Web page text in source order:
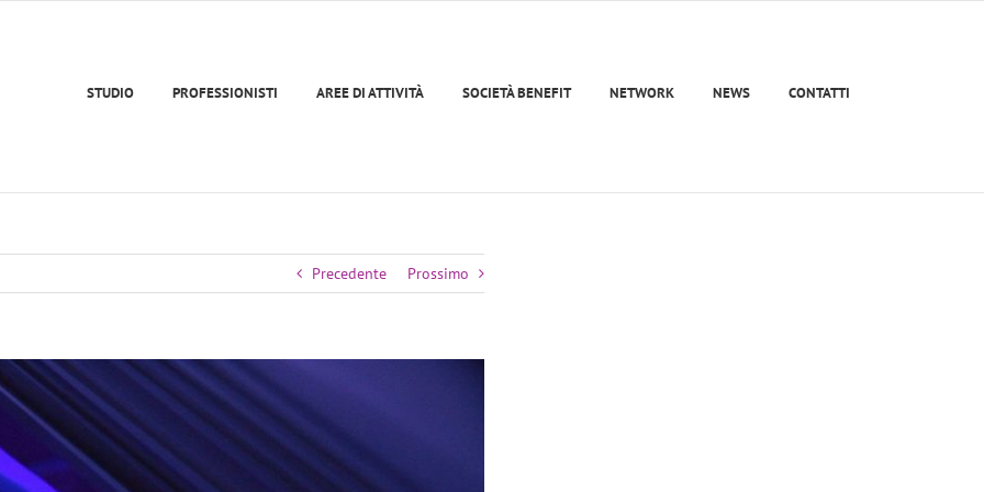
STUDIO PROFESSIONISTI AREE DI ATTIVITÀ SOCIETÀ BENEFIT NETWORK NEWS CONTATTI
Precedente Prossimo